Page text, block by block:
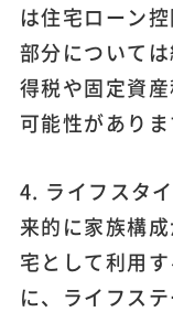
は住宅ローン
部分について
得税や固定資
可能性がありま
4. ライフスタ
来的に家族構
宅として利用
に、ライフス